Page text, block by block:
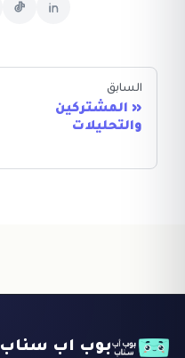
السابق
المشتركين
والتحليلات
بوب اب سناب